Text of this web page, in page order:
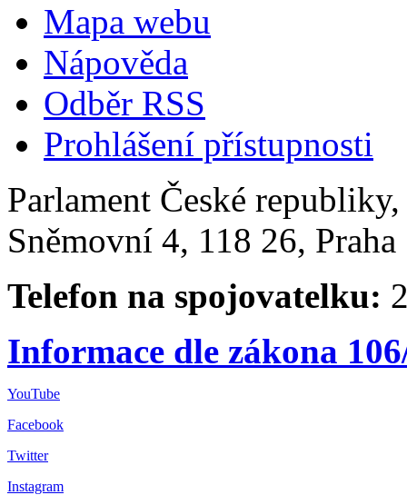
Mapa webu
Nápověda
Odběr RSS
Prohlášení přístupnosti
Parlament České
Sněmovní 4, 118 26,
Telefon na spojovatelku:
Informace dle zákona
YouTube
Facebook
Twitter
Instagram